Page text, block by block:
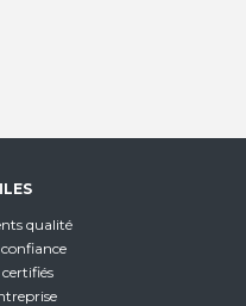
qualité
certifiés